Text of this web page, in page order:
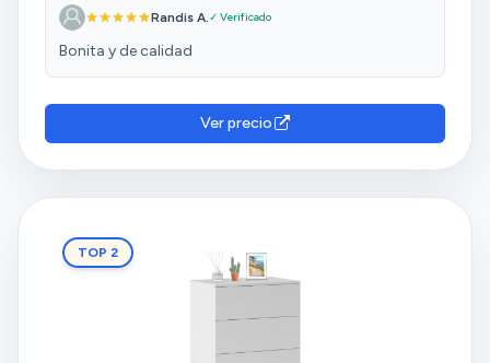
Randis A.✓ Verificado
Bonita y de calidad
Ver precio
TOP 2